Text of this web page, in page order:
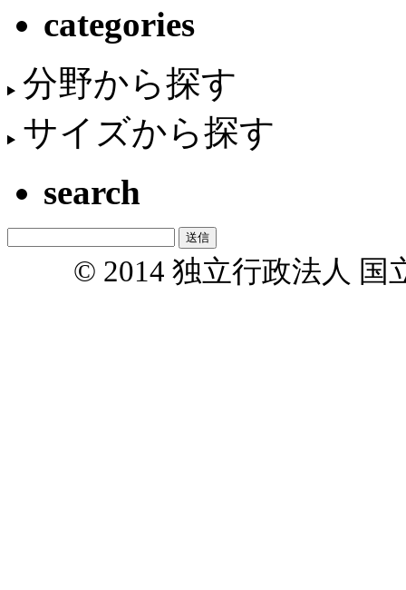
categories
分野から探す
サイズから探す
search
© 2014 独立行政法人 国